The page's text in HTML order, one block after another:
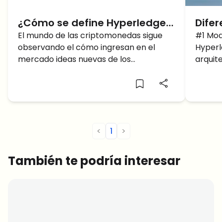
¿Cómo se define Hyperledger
Fabric? ¿Cuál es su función?
El mundo de las criptomonedas sigue
observando el cómo ingresan en el
mercado ideas nuevas de los
simplificar un aspecto técnico: la
#1
< 1 >
También te podría interesar